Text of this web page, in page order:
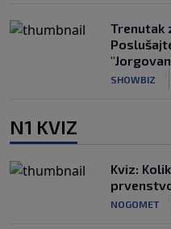
Trenutak
SHOWBIZ
N1 KVIZ
Kviz:
NOGOMET